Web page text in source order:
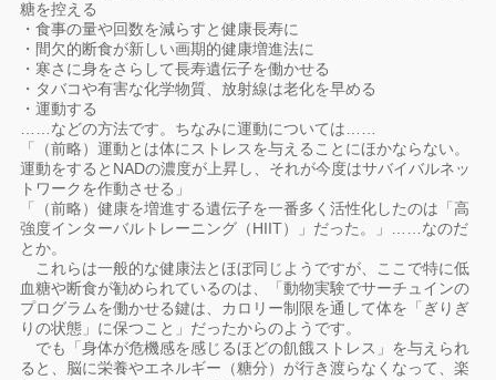
糖を控える
・食事の量や回数を減らすと健康長寿に
・間欠的断食が新しい画期的健康増進法に
・寒さに身をさらして長寿遺伝子を働かせる
・タバコや有害な化学物質、放射線は老化を早める
・運動する
……などの方法です。ちなみに運動については……
「（前略）運動とは体にストレスを与えることにほかならない。
運動をするとNADの濃度が上昇し、それが今度はサバイバルネッ
トワークを作動させる」
「（前略）健康を増進する遺伝子を一番多く活性化したのは「高
強度インターバルトレーニング（HIIT）」だった。」……なのだ
とか。
これらは一般的な健康法とほぼ同じようですが、ここで特に低
血糖や断食が勧められているのは、「動物実験でサーチュインの
プログラムを働かせる鍵は、カロリー制限を通して体を「ぎりぎ
りの状態」に保つこと」だったからのようです。
でも「身体が危機感を感じるほどの飢餓ストレス」を与えられ
ると、脳に栄養やエネルギー（糖分）が行き渡らなくなって、楽